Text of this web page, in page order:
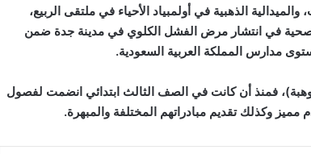
الذهبية في أولمبياد الأحياء في ملتقى الربيع،
في انتشار مرض الفشل الكلوي في مدينة جدة ضمن
فمنذ أن كانت في الصف الثالث ابتدائي انضمت لفصول
وكذلك تقديم مبادراتهم المختلفة والمبهرة.